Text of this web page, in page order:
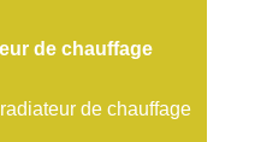
de chauffage
de chauffage